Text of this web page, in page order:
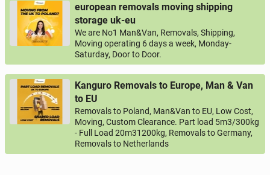
european removals moving shipping
storage uk-eu
We are No1 Man&Van, Removals, Shipping,
Moving operating 6 days a week, Monday-
Saturday, Door to Door.
Kanguro Removals to Europe, Man & Van
to EU
Removals to Poland, Man&Van to EU, Low Cost,
Moving, Custom Clearance. Part load 5m3/300kg
- Full Load 20m31200kg, Removals to Germany,
Removals to Netherlands